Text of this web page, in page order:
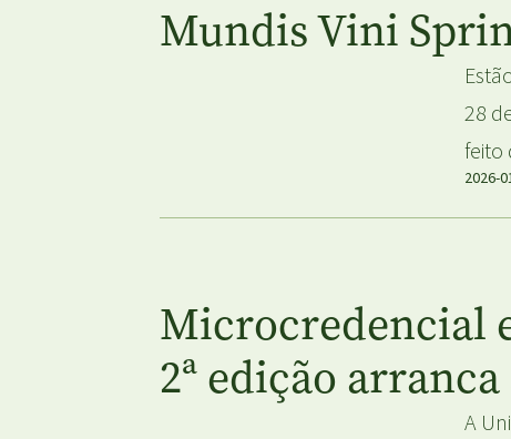
Mundis Vini
28
feito
2026-
Microcredencial
2ª edição
A